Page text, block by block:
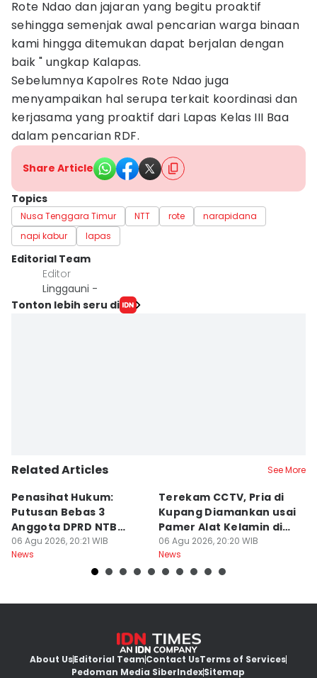
Rote Ndao dan jajaran yang begitu proaktif
sehingga semenjak awal pencarian warga binaan
kami hingga ditemukan dapat berjalan dengan
baik " ungkap Kalapas.
Sebelumnya Kapolres Rote Ndao juga
menyampaikan hal serupa terkait koordinasi dan
kerjasama yang proaktif dari Lapas Kelas III Baa
dalam pencarian RDF.
Share Article
Topics
Nusa Tenggara Timur NTT rote
narapidana
napi kabur
lapas
Editorial Team
Editor
Linggauni -
Tonton lebih seru di
Related Articles See More
Penasihat Hukum:
Putusan Bebas 3
Anggota DPRD NTB
Bersifat Final
06 Agu 2026, 20:21 WIB
News
Terekam CCTV, Pria di
Kupang Diamankan usai
Pamer Alat Kelamin di
Kios
06 Agu 2026, 20:20 WIB
News
About UsEditorial TeamContact UsTerms of Services
Pedoman Media SiberIndexSitemap